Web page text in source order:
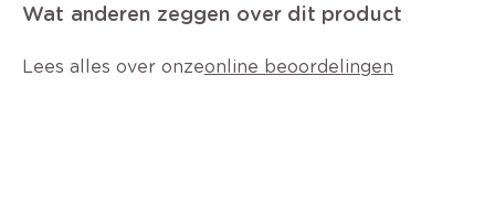
Wat anderen zeggen over dit product
Lees alles over onzeonline beoordelingen